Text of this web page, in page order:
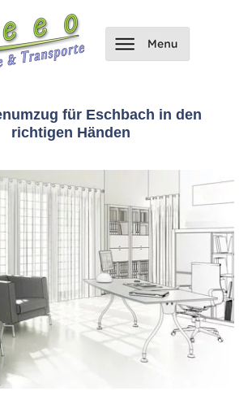
für Eschbach in den
richtigen Händen